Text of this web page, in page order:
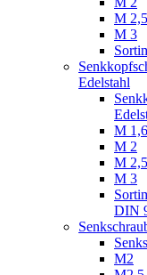
M 2,5
M 3
Edelstahl
M 1,6
M 2
M 2,5
M 3
DIN
M2